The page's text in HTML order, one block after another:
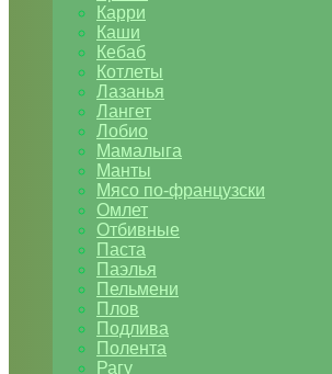
Карри
Каши
Кебаб
Котлеты
Лазанья
Лангет
Лобио
Мамалыга
Манты
Мясо по-французски
Омлет
Отбивные
Паста
Паэлья
Пельмени
Плов
Подлива
Полента
Рагу